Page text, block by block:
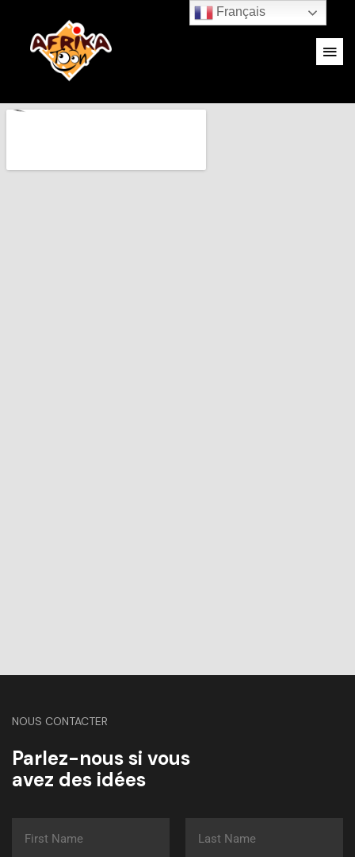
NOUS CONTACTER
Parlez-nous si vous
avez des idées
Français